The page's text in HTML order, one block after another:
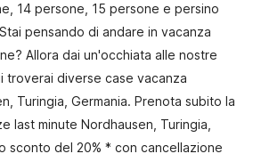
14 persone, 15 persone e persino
pensando di andare in vacanza
Allora dai un'occhiata alle nostre
troverai diverse case vacanza
Turingia, Germania. Prenota subito la
last minute Nordhausen, Turingia,
sconto del 20% * con cancellazione